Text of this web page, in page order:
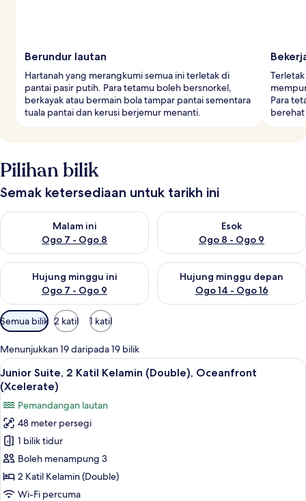
Berundur lautan
Hartanah yang merangkumi semua ini terletak di
pantai pasir putih. Para tetamu boleh bersnorkel,
berkayak atau bermain bola tampar pantai sementara
tuala pantai dan kerusi berjemur menanti.
Para
Pilihan bilik
Semak ketersediaan untuk tarikh ini
Malam ini
Ogo 7 - Ogo 8
Semak ketersediaan untuk malam ini Ogo 7 - Ogo 8
Esok
Ogo 8 - Ogo 9
Semak ketersediaan untuk
Hujung minggu ini
Ogo 7 - Ogo 9
Semak ketersediaan untuk hujung minggu ini Ogo 7 - Ogo 9
Hujung minggu depan
Ogo 14 - Ogo 16
Semak ketersediaan untuk
Penapis
yang
tersedia
untuk
bilik
Semua bilik 2 katil 1 katil
Menunjukkan 19 daripada 19 bilik
Lihat
semua
foto
untuk
Junior
Suite,
2
Katil
Kelamin
Peralatan tempat tidur premium,
6
Junior Suite, 2 Katil Kelamin (Double), Oceanfront
(Xcelerate)
Pemandangan lautan
48 meter persegi
1 bilik tidur
Boleh menampung 3
2 Katil Kelamin (Double)
Wi-Fi percuma